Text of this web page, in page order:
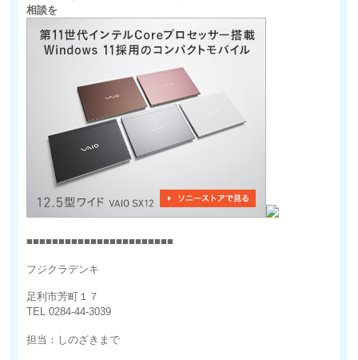
相談を
■■■■■■■■■■■■■■■■■■■■■■■
フジクラデンキ
足利市芳町１７
TEL 0284-44-3039
担当：しのざきまで